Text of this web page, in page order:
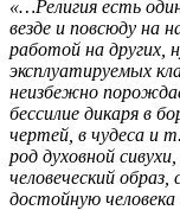
«…Религия есть
везде и повсюду на
работой на других,
эксплуатируемых
неизбежно
бессилие дикаря в
чертей, в чудеса и
род духовной
человеческий образ,
достойную